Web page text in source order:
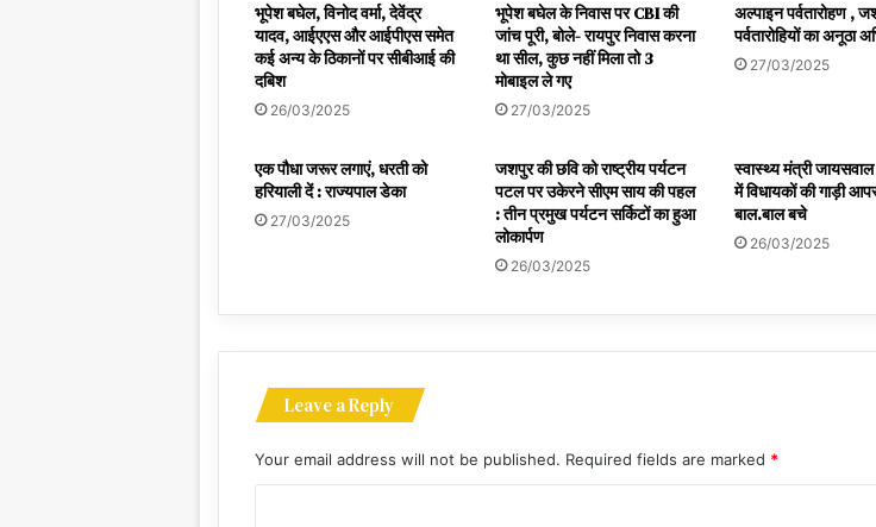
भूपेश बघेल, विनोद वर्मा, देवेंद्र
यादव, आईएएस और आईपीएस समेत
कई अन्य के ठिकानों पर सीबीआई की
दबिश
26/03/2025
भूपेश बघेल के निवास पर CBI की
जांच पूरी, बोले- रायपुर निवास करना
था सील, कुछ नहीं मिला तो 3
मोबाइल ले गए
27/03/2025
अल्पाइन पर्वतारोहण ,
पर्वतारोहियों का अनूठा
27/03/2025
एक पौधा जरूर लगाएं, धरती को
हरियाली दें : राज्यपाल डेका
27/03/2025
जशपुर की छवि को राष्ट्रीय पर्यटन
पटल पर उकेरने सीएम साय की पहल
: तीन प्रमुख पर्यटन सर्किटों का हुआ
लोकार्पण
26/03/2025
स्वास्थ्य मंत्री
में विधायकों की गाड़ी
बाल.बाल बचे
26/03/2025
Leave a Reply
Your email address will not be published. Required fields are marked *